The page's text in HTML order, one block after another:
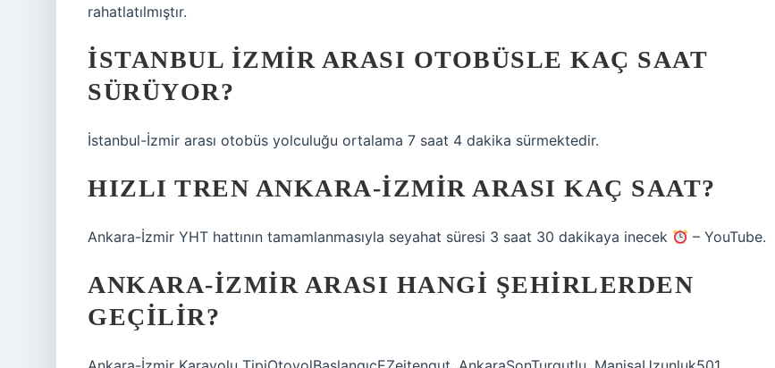
rahatlatılmıştır.
İSTANBUL İZMIR ARASI OTOBÜSLE KAÇ SAAT
SÜRÜYOR?
İstanbul-İzmir arası otobüs yolculuğu ortalama 7 saat 4 dakika sürmektedir.
HIZLI TREN ANKARA-İZMIR ARASI KAÇ SAAT?
Ankara-İzmir YHT hattının tamamlanmasıyla seyahat süresi 3 saat 30 dakikaya inecek – YouTube.
ANKARA-İZMIR ARASI HANGI ŞEHIRLERDEN
GEÇILIR?